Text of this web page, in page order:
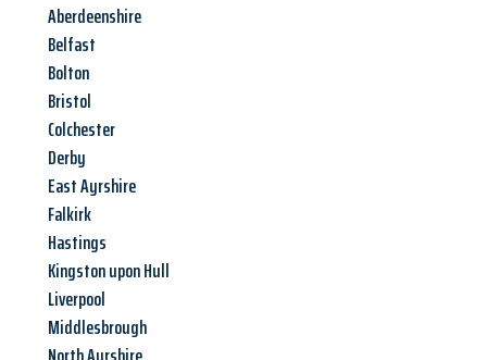
Aberdeenshire
Belfast
Bolton
Bristol
Colchester
Derby
East Ayrshire
Falkirk
Hastings
Kingston upon Hull
Liverpool
Middlesbrough